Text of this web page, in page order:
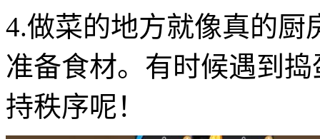
4.做菜的地方就像真的厨
准备食材。有时候遇到
持秩序呢！